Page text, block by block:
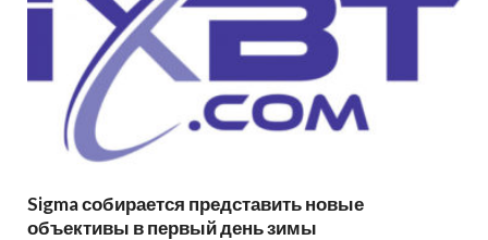
Sigma собирается представить новые
объективы в первый день зимы